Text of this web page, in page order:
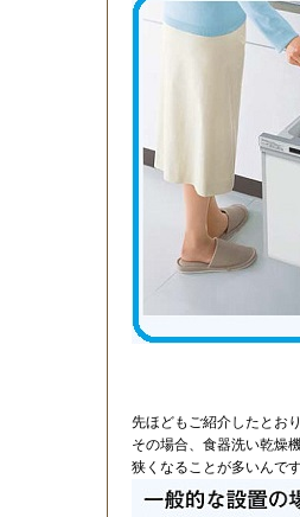
先ほどもご紹介したとお
その場合、食器洗い乾燥
狭くなることが多いんで